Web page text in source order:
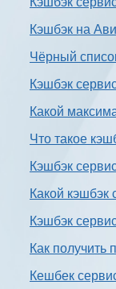
Кэшбэк на
Чёрный
Кэшбэк
Какой
Что такое
Кэшбэк
Какой кэшбэк
Кэшбэк
Как
Кешбек